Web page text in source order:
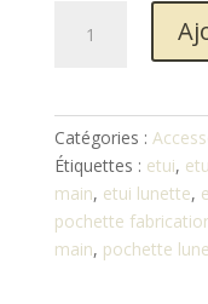
lunettes
Catégories :
Étiquettes : etui,
main, etui lunette,
pochette
main, pochette